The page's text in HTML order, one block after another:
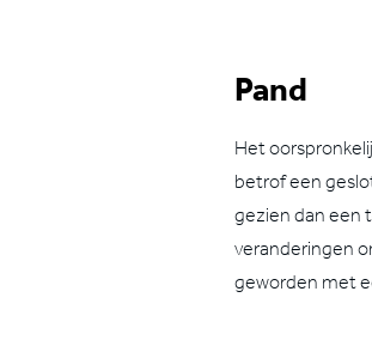
Pand
Het
betrof een
gezien dan een
veranderingen
geworden met